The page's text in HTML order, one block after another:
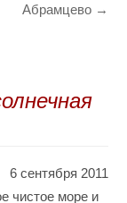
Абрамцево →
6 сентября 2011
чистое море и